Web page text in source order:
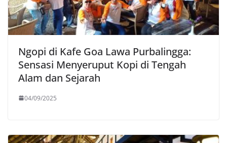
Ngopi di Kafe Goa Lawa Purbalingga:
Sensasi Menyeruput Kopi di Tengah
Alam dan Sejarah
04/09/2025